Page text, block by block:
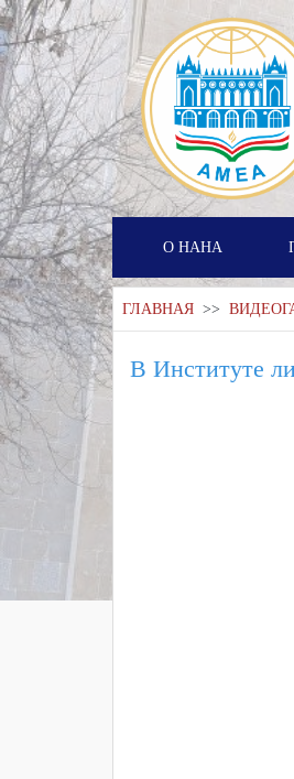
О НАНА
ГЛАВНАЯ >>
В Институте